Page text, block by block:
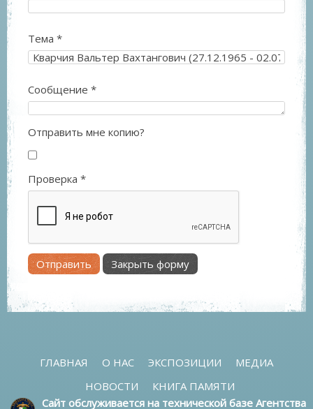
Тема *
Сообщение *
Отправить мне копию?
Проверка *
Отправить Закрыть форму
ГЛАВНАЯ О НАС ЭКСПОЗИЦИИ
МЕДИА
НОВОСТИ
КНИГА ПАМЯТИ
Сайт обслуживается на технической базе Агентства